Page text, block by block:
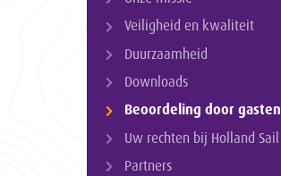
Veiligheid en kwaliteit
Duurzaamheid
Downloads
Beoordeling door gasten
Uw rechten bij Holland Sail
Partners